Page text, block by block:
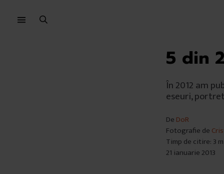
5 din
În 2012 am
eseuri,
De DoR
Fotografie de
Timp de citire: 3
21 ianuarie 2013